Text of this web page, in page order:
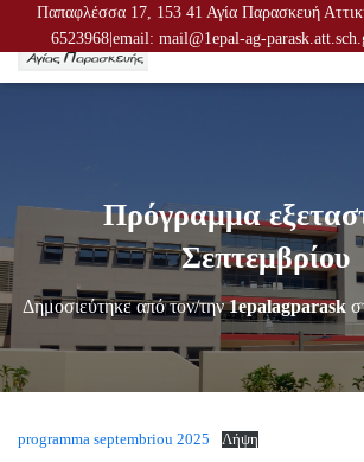
Παπαφλέσσα 17, 153 41 Αγία Παρασκευή
6523968|email: mail@1epal-ag-
Πρόγραμμα
Σεπτεμβρίου
Δημοσιεύτηκε από τον/την1epalagparask
programma septembriou 2025 Λήψη